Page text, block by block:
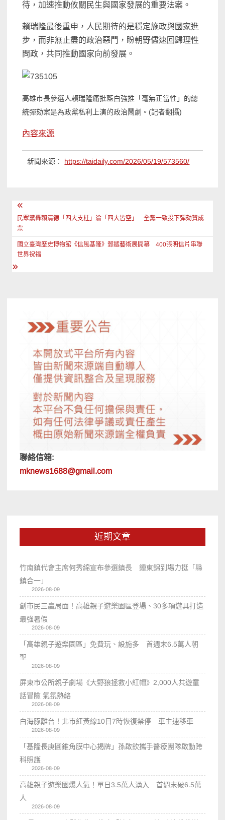
待，加速推動攸關民生與國家發展的重要法案。
賴瑞隆最後重申，人民期待的是穩定施政與國家進
步，而非無止盡的政治惡鬥，盼朝野儘速回歸理性
問政，共同推動國家向前發展。
高雄市長參選人賴瑞隆痛批藍白強推「毫無正當性」的總
統彈劾案是為政黨私利上演的政治鬧劇。(記者翻攝)
內容來源
新聞來源： https://taidaily.com/2026/05/19/573560/
文
章
導
覽
民眾黨轟賴清德「四大支柱」淪「四大皆空」 全黨一致投下彈劾贊成
票
國立臺灣歷史博物館《信風基隆》郵遞藝術展開幕 400張明信片串聯
世界祝福
聯絡信箱:
mknews1688@gmail.com
近期文章
竹南鎮代會主席何秀綿宣布參選鎮長 鍾東錦到場力挺「縣
鎮合一」
2026-08-09
創市民三贏局面！高雄親子遊樂園區登場、30多項遊具打造
最強暑假
2026-08-09
「高雄親子遊樂園區」免費玩、設施多 首週末6.5萬人朝
聖
2026-08-09
屏東市公所親子劇場《大野狼拯救小紅帽》2,000人共遊童
話冒險 氣氛熱絡
2026-08-09
白海豚離台！北市紅黃線10日7時恢復禁停 車主速移車
2026-08-09
「基隆長庚圓錐角膜中心揭牌」孫啟欽攜手醫療團隊啟動跨
科照護
2026-08-09
高雄親子遊樂園爆人氣！單日3.5萬人湧入 首週末破6.5萬
人
2026-08-09